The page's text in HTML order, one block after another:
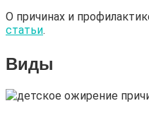
О причинах и
статьи.
Виды